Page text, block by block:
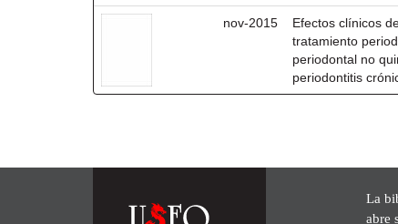
nov-2015
Efectos clínicos
tratamiento
periodontal no
periodontitis
La
abre